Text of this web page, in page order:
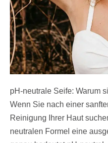
pH-neutrale Seife: Warum
Wenn Sie nach einer
Reinigung Ihrer Haut
neutralen Formel eine